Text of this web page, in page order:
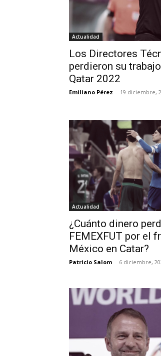
Actualidad
Los Directores
perdieron su
Qatar 2022
Emiliano Pérez - 19 diciembre,
Actualidad
¿Cuánto dinero
FEMEXFUT por el
México en Catar?
Patricio Salom - 6 diciembre,